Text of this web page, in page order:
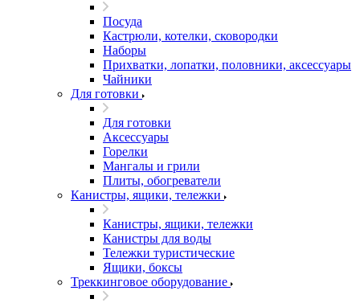
Посуда
Кастрюли, котелки, сковородки
Наборы
Прихватки, лопатки, половники, аксессуары
Чайники
Для готовки
Для готовки
Аксессуары
Горелки
Мангалы и грили
Плиты, обогреватели
Канистры, ящики, тележки
Канистры, ящики, тележки
Канистры для воды
Тележки туристические
Ящики, боксы
Треккинговое оборудование